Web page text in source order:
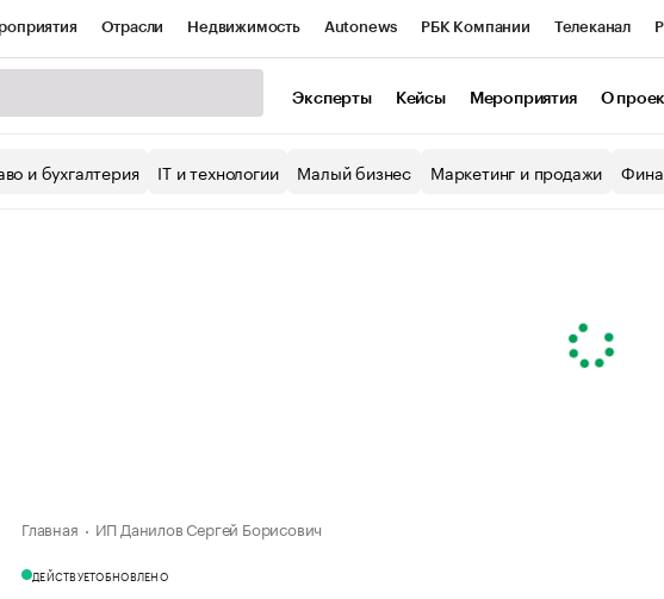
Отрасли Недвижимость Autonews РБК Компании Телеканал
Спецпроекты Экономика Бизнес
Эксперты Кейсы Мероприятия О
и бухгалтерия IT и технологии Малый бизнес Маркетинг и продажи
Главная ИП Данилов Сергей Борисович
ДЕЙСТВУЕТОБНОВЛЕНО